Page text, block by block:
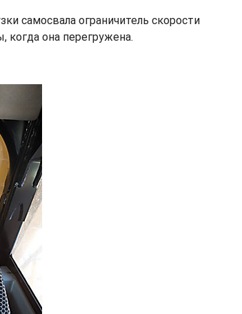
самосвала ограничитель скорости
когда она перегружена.